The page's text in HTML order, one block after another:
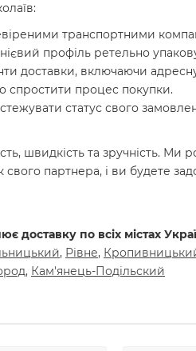
транспортними
профіль ретельно
доставки, включаючи
спростити процес покупки.
статус свого
швидкість та
партнера, і ви будете
доставку по всіх містах
, Рiвне,
, Кам'янець-Подiльский